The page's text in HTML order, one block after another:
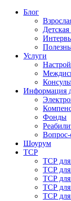
Блог
Услуги
Информация
Фонды
Вопрос-
Шоурум
ТСР
ТСР для
ТСР для
ТСР для
ТСР для
ТСР для